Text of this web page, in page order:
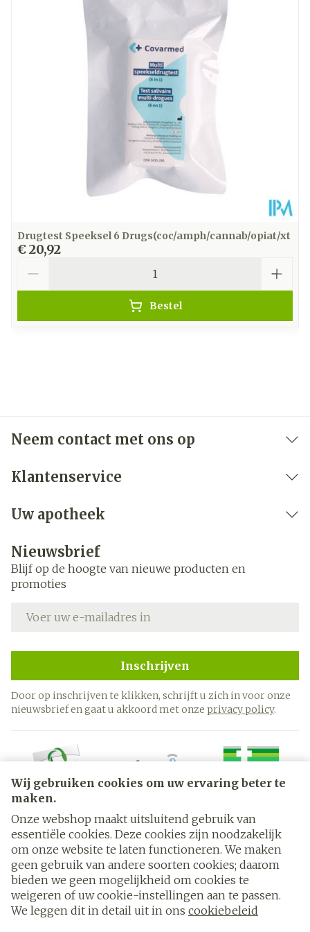
Wij gebruiken cookies om uw ervaring beter te
maken.
Onze webshop maakt uitsluitend gebruik van
essentiële cookies. Deze cookies zijn noodzakelijk
om onze website te laten functioneren. We maken
geen gebruik van andere soorten cookies; daarom
bieden we geen mogelijkheid om cookies te
weigeren of uw cookie-instellingen aan te passen.
We leggen dit in detail uit in ons cookiebeleid
Drugtest Speeksel 6 Drugs(coc/amph/cannab/opiat/xt
€ 20,92
Bestel
Neem contact met ons op
Klantenservice
Uw apotheek
Nieuwsbrief
Blijf op de hoogte van nieuwe producten en
promoties
Inschrijven
Door op inschrijven te klikken, schrijft u zich in voor onze
nieuwsbrief en gaat u akkoord met onze privacy policy.
Juridische links